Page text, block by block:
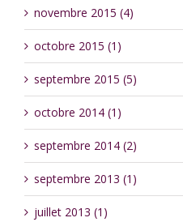
novembre 2015 (4)
octobre 2015 (1)
septembre 2015 (5)
octobre 2014 (1)
septembre 2014 (2)
septembre 2013 (1)
juillet 2013 (1)